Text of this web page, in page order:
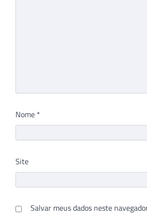
Nome *
Site
Salvar meus dados neste